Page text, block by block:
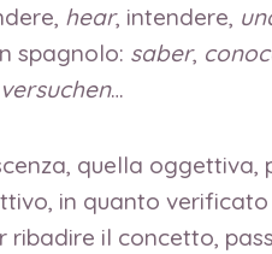
hear, intendere,
spagnolo: saber,
versuchen…
quella oggettiva,
in quanto verificato
il concetto,